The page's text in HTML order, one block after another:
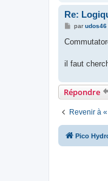
Re:
M
s
g
parudos46
il faut
Répondre
Revenir à
Pico